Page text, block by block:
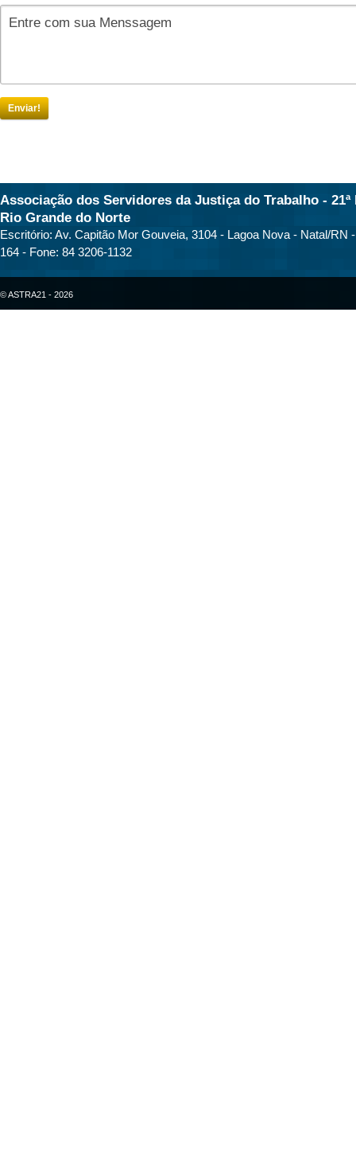
Enviar!
Associação dos Servidores da Justiça do Trabalho - 21ª
Rio Grande do Norte
Escritório: Av. Capitão Mor Gouveia, 3104 - Lagoa Nova - Natal/RN
164 - Fone: 84 3206-1132
© ASTRA21 - 2026